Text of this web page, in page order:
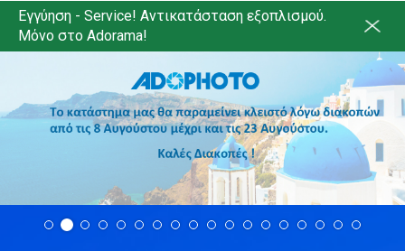
Εγγύηση - Service! Αντικατάσταση εξοπλισμού.
Μόνο στο Adorama!